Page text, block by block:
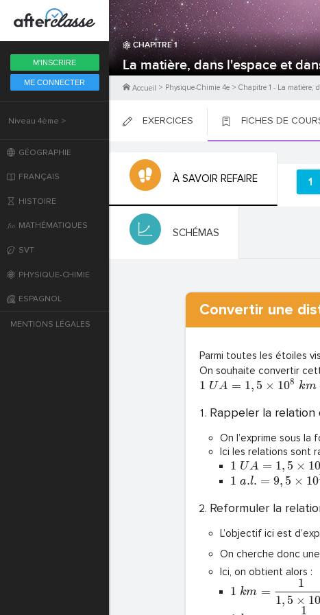
CHAPITRE1
La matière, dans l'espace et
Accueil > Physique-Chimie 4e > Chapitre 1 - La matière,
EXERCICES FICHES DE
À SAVOIR REFAIRE 1
SCHÉMAS
Convertir une
Parmi toutes les étoiles
On souhaite convertir
1 UA = 1, 5 × 108 km
Rappeler la
On l’exprime sous la
Ici les relations sont
1 UA = 1, 5 × 1
1 a.l. = 9, 5 × 10
Reformuler la
L’objectif ici est
On cherche donc
Ici, on obtient alors :
1 km =
1, 5 × 1
1
1
M'INSCRIRE
ME CONNECTER
Niveau 4ème >
GÉOGRAPHIE
FRANÇAIS
HISTOIRE
MATHÉMATIQUES
SVT
PHYSIQUE-CHIMIE
ESPAGNOL
MENTIONS LÉGALES
Fermer
6ème
5ème
3ème
Première